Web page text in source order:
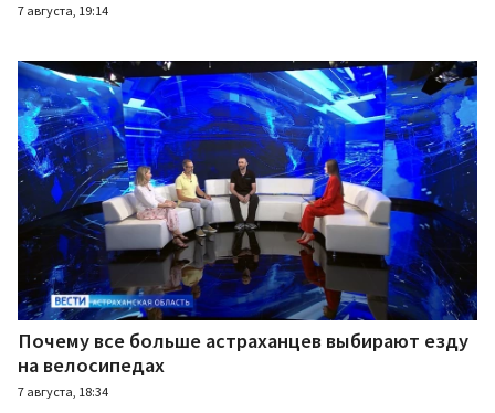
7 августа, 19:14
Почему все больше астраханцев выбирают езду
на велосипедах
7 августа, 18:34